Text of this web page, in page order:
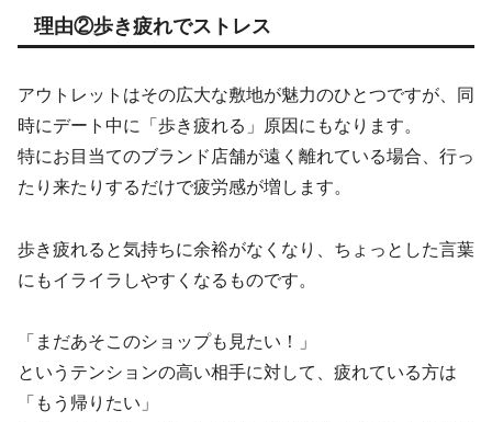
理由②歩き疲れでストレス
アウトレットはその広大な敷地が魅力のひとつですが、同
時にデート中に「歩き疲れる」原因にもなります。
特にお目当てのブランド店舗が遠く離れている場合、行っ
たり来たりするだけで疲労感が増します。
歩き疲れると気持ちに余裕がなくなり、ちょっとした言葉
にもイライラしやすくなるものです。
「まだあそこのショップも見たい！」
というテンションの高い相手に対して、疲れている方は
「もう帰りたい」